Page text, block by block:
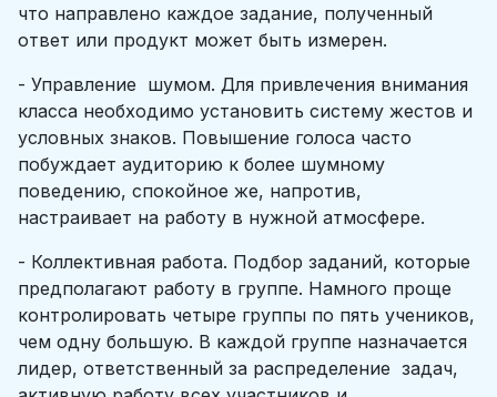
что направлено каждое задание, полученный
ответ или продукт может быть измерен.
- Управление шумом. Для привлечения внимания
класса необходимо установить систему жестов и
условных знаков. Повышение голоса часто
побуждает аудиторию к более шумному
поведению, спокойное же, напротив,
настраивает на работу в нужной атмосфере.
- Коллективная работа. Подбор заданий, которые
предполагают работу в группе. Намного проще
контролировать четыре группы по пять учеников,
чем одну большую. В каждой группе назначается
лидер, ответственный за распределение задач,